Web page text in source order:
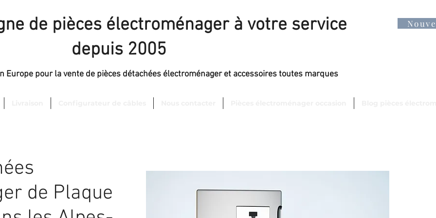
de pièces électroménager à votre service
depuis 2005
Europe pour la vente de pièces détachées électroménager et accessoires toutes marques
de Plaque